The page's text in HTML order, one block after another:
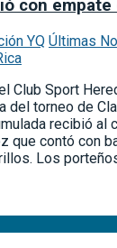
con empate
YQ Últimas
Club Sport
del torneo de
recibió al
que contó con
Los